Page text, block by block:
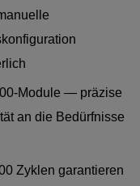
Module — präzise
an die Bedürfnisse
Zyklen garantieren